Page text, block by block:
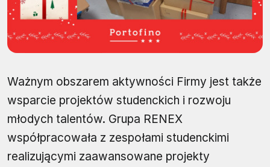
Ważnym obszarem aktywności Firmy jest także
wsparcie projektów studenckich i rozwoju
młodych talentów. Grupa RENEX
współpracowała z zespołami studenckimi
realizującymi zaawansowane projekty